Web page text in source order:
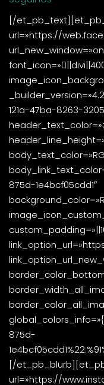
[/
url=»https://
121a-47ba-8263-
875d-1e4bcf05cdd1″
875d-
[/
url=»https://